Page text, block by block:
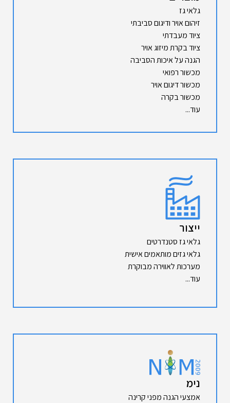
גלאי גז
זיהום אויר ודיגום סביבתי
ציוד מעבדתי
ציוד בקרת מיזוג אויר
הגנה על איכות הסביבה
מכשור רפואי
מכשור דיגום אויר
מכשור בקרה
עוד...
ייצור
גלאי גז סטנדרטים
גלאי גזים מותאמים אישית
מערכות לאווירה מבוקרת
עוד...
נימ
אמצעי הגנה מפני קרינה